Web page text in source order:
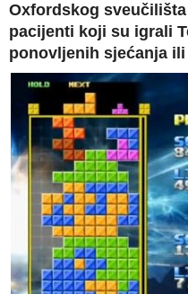
Oxfordskog
pacijenti koji su igrali
ponovljenih sjećanja